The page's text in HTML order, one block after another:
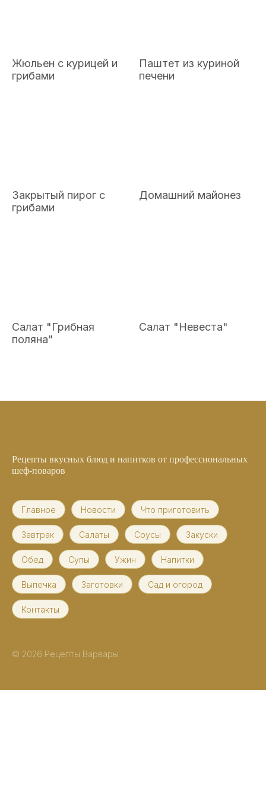
Жюльен с курицей и
грибами
Паштет из куриной
печени
Закрытый пирог с
грибами
Домашний майонез
Салат "Грибная
поляна"
Салат "Невеста"
Рецепты вкусных блюд и напитков от профессиональных
шеф-поваров
Главное Новости Что приготовить
Завтрак Салаты Соусы Закуски
Обед Супы Ужин Напитки
Выпечка Заготовки Сад и огород
Контакты
© 2026 Рецепты Варвары